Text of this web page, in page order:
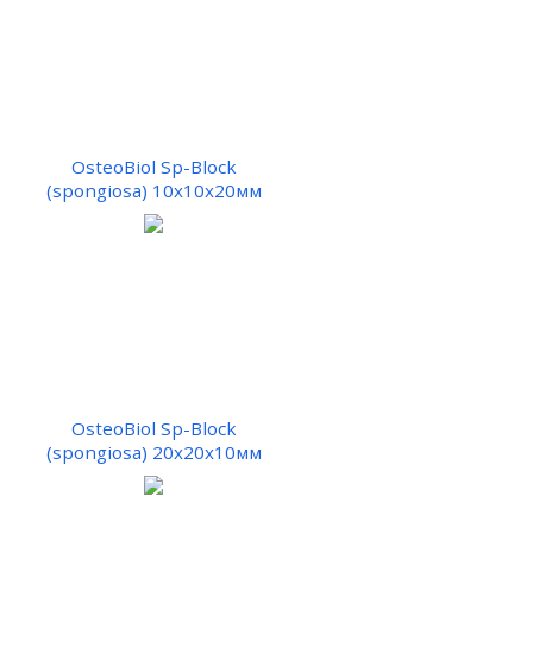
OsteoBiol Sp-Block
(spongiosa) 10х10х20мм
OsteoBiol Sp-Block
(spongiosa) 20х20х10мм